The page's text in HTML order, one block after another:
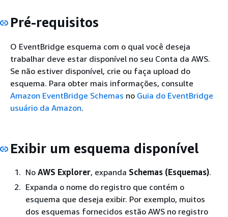
Pré-requisitos
O EventBridge esquema com o qual você deseja
trabalhar deve estar disponível no seu Conta da AWS.
Se não estiver disponível, crie ou faça upload do
esquema. Para obter mais informações, consulte
Amazon EventBridge Schemas no Guia do EventBridge
usuário da Amazon.
Exibir um esquema disponível
No AWS Explorer, expanda Schemas (Esquemas).
Expanda o nome do registro que contém o
esquema que deseja exibir. Por exemplo, muitos
dos esquemas fornecidos estão AWS no registro